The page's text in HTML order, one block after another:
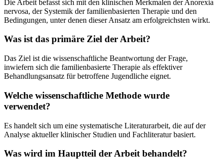
Die Arbeit befasst sich mit den klinischen Merkmalen der Anorexia
nervosa, der Systemik der familienbasierten Therapie und den
Bedingungen, unter denen dieser Ansatz am erfolgreichsten wirkt.
Was ist das primäre Ziel der Arbeit?
Das Ziel ist die wissenschaftliche Beantwortung der Frage,
inwiefern sich die familienbasierte Therapie als effektiver
Behandlungsansatz für betroffene Jugendliche eignet.
Welche wissenschaftliche Methode wurde
verwendet?
Es handelt sich um eine systematische Literaturarbeit, die auf der
Analyse aktueller klinischer Studien und Fachliteratur basiert.
Was wird im Hauptteil der Arbeit behandelt?